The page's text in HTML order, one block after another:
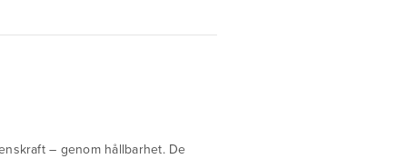
– genom hållbarhet. De